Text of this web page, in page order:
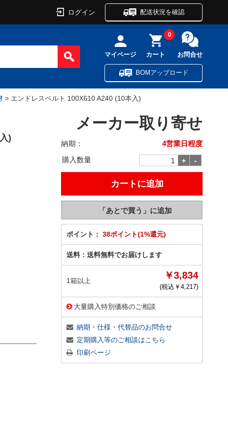
ログイン 配送状況を確認
マイページ カート
0
お問合せ
BOMアップロード
> エンドレスベルト 100X610 A240 (10本入)
)
メーカー取り寄せ
納期：
4営業日程度
購入数量
ポイント： 38ポイント(1%還元)
送料： 送料無料でお届けします
1箱以上 ￥3,834
(税込￥ 4,217)
大量購入特別価格のご相談
納期・仕様・代替品のお問合せ
定期購入等のご相談はこちら
印刷ページ